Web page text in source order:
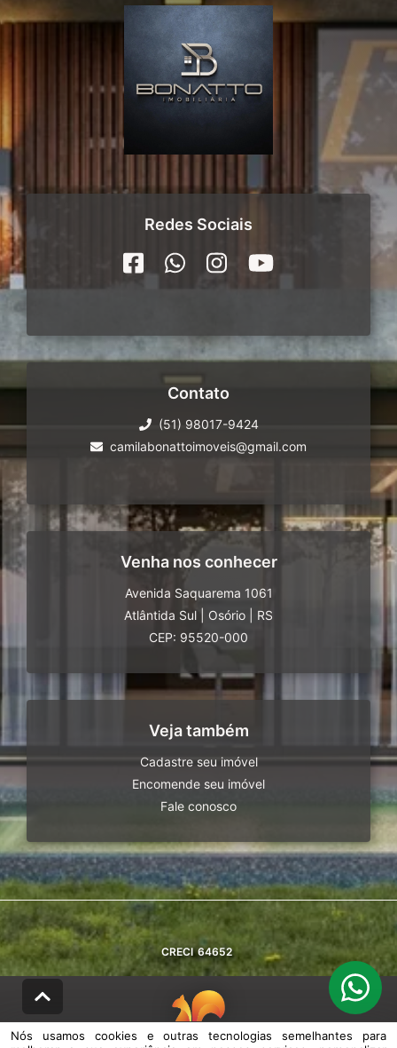
Redes Sociais
Contato
(51) 98017-9424
camilabonattoimoveis@gmail.com
Venha nos conhecer
Avenida Saquarema 1061
Atlântida Sul
Osório
RS
CEP: 95520-000
Veja também
Cadastre seu imóvel
Encomende seu imóvel
Fale conosco
CRECI 64652
Nós usamos cookies e outras tecnologias semelhantes para